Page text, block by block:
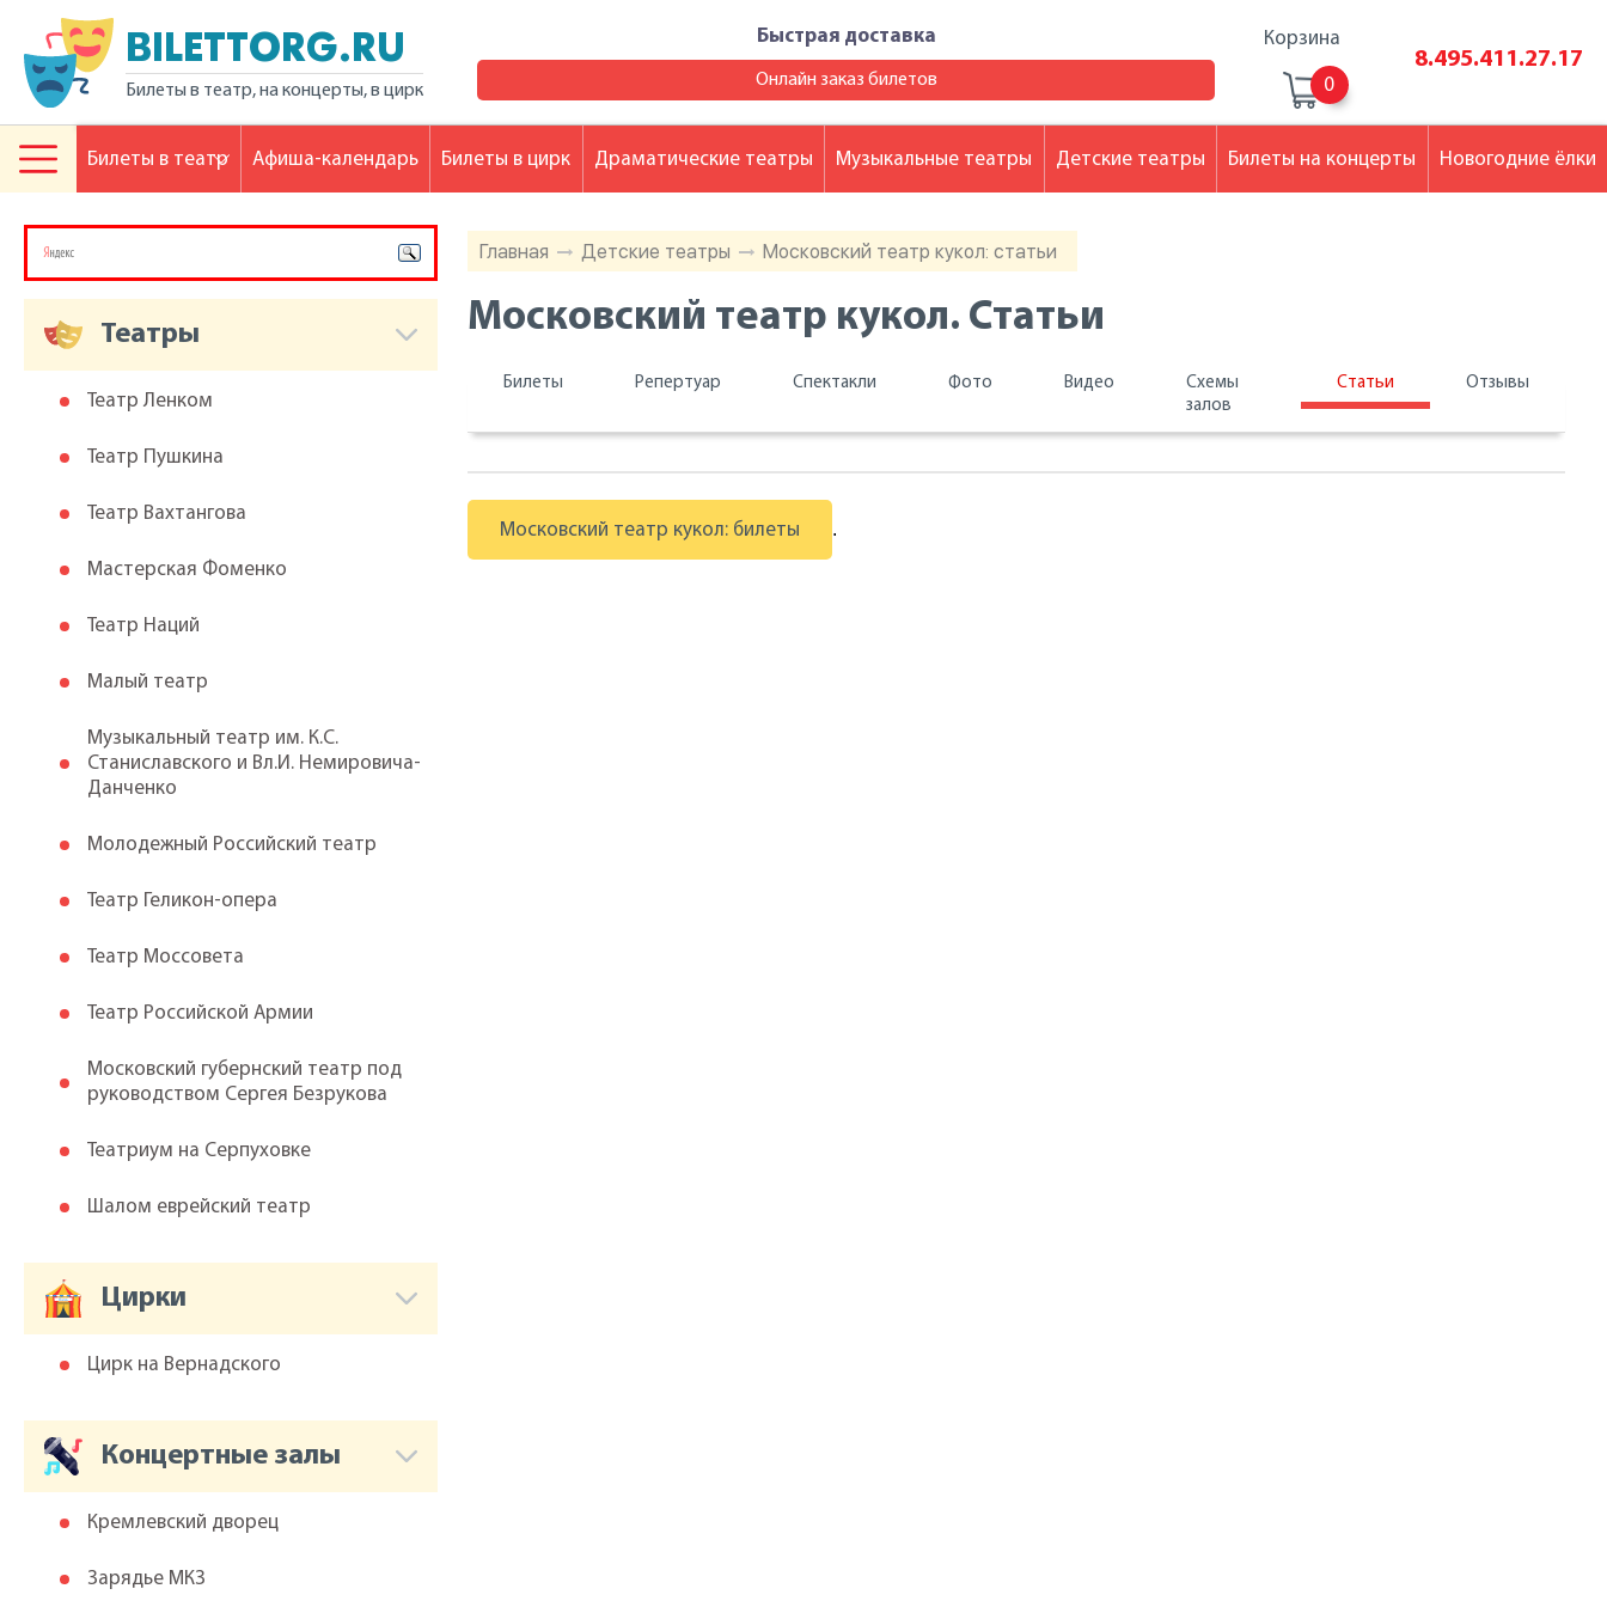
BILETTORG.RU
Билеты в театр, на концерты, в цирк
Быстрая доставка
Онлайн заказ билетов
Корзина
0
8.495.411.27.17
Главная Детские театры Московский театр кукол: статьи
Московский театр кукол. Статьи
Билеты Репертуар Спектакли Фото Видео
Схемы
залов
Статьи Отзывы
Московский театр кукол: билеты .
Театры
Театр Ленком
Театр Пушкина
Театр Вахтангова
Мастерская Фоменко
Театр Наций
Малый театр
Музыкальный театр им. К.С.
Станиславского и Вл.И. Немировича-
Данченко
Молодежный Российский театр
Театр Геликон-опера
Театр Моссовета
Театр Российской Армии
Московский губернский театр под
руководством Сергея Безрукова
Театриум на Серпуховке
Шалом еврейский театр
Цирки
Цирк на Вернадского
Концертные залы
Кремлевский дворец
Зарядье МКЗ
Билеты в театр Афиша-календарь Билеты в цирк Драматические театры Музыкальные театры Детские театры Билеты на концерты Новогодние ёлки